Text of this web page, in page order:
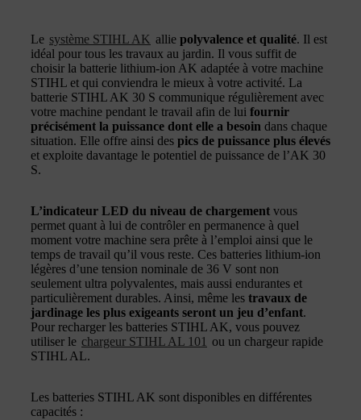
Le système STIHL AK allie polyvalence et qualité. Il est
idéal pour tous les travaux au jardin. Il vous suffit de
choisir la batterie lithium-ion AK adaptée à votre machine
STIHL et qui conviendra le mieux à votre activité. La
batterie STIHL AK 30 S communique régulièrement avec
votre machine pendant le travail afin de lui fournir
précisément la puissance dont elle a besoin dans chaque
situation. Elle offre ainsi des pics de puissance plus élevés
et exploite davantage le potentiel de puissance de l’AK 30
S.
L’indicateur LED du niveau de chargement vous
permet quant à lui de contrôler en permanence à quel
moment votre machine sera prête à l’emploi ainsi que le
temps de travail qu’il vous reste. Ces batteries lithium-ion
légères d’une tension nominale de 36 V sont non
seulement ultra polyvalentes, mais aussi endurantes et
particulièrement durables. Ainsi, même les travaux de
jardinage les plus exigeants seront un jeu d’enfant.
Pour recharger les batteries STIHL AK, vous pouvez
utiliser le chargeur STIHL AL 101 ou un chargeur rapide
STIHL AL.
Les batteries STIHL AK sont disponibles en différentes
capacités :